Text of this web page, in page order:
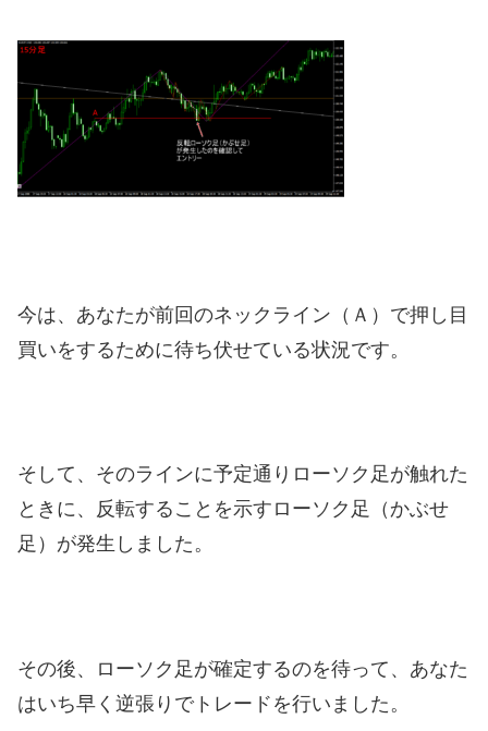
今は、あなたが前回のネックライン（Ａ）で押し目
買いをするために待ち伏せている状況です。
そして、そのラインに予定通りローソク足が触れた
ときに、反転することを示すローソク足（かぶせ
足）が発生しました。
その後、ローソク足が確定するのを待って、あなた
はいち早く逆張りでトレードを行いました。